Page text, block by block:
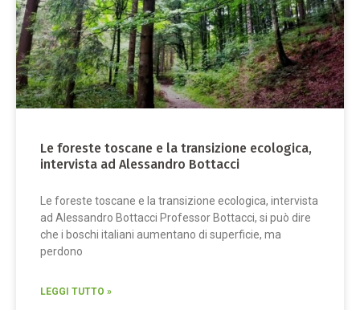
Le foreste toscane e la transizione ecologica,
intervista ad Alessandro Bottacci
Le foreste toscane e la transizione ecologica, intervista
ad Alessandro Bottacci Professor Bottacci, si può dire
che i boschi italiani aumentano di superficie, ma
perdono
LEGGI TUTTO »